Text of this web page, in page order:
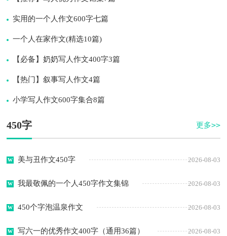
实用的一个人作文600字七篇
一个人在家作文(精选10篇)
【必备】奶奶写人作文400字3篇
【热门】叙事写人作文4篇
小学写人作文600字集合8篇
450字 更多>>
美与丑作文450字 2026-08-03
我最敬佩的一个人450字作文集锦 2026-08-03
450个字泡温泉作文 2026-08-03
写六一的优秀作文400字（通用36篇） 2026-08-03